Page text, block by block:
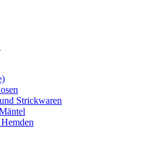
Strickwaren